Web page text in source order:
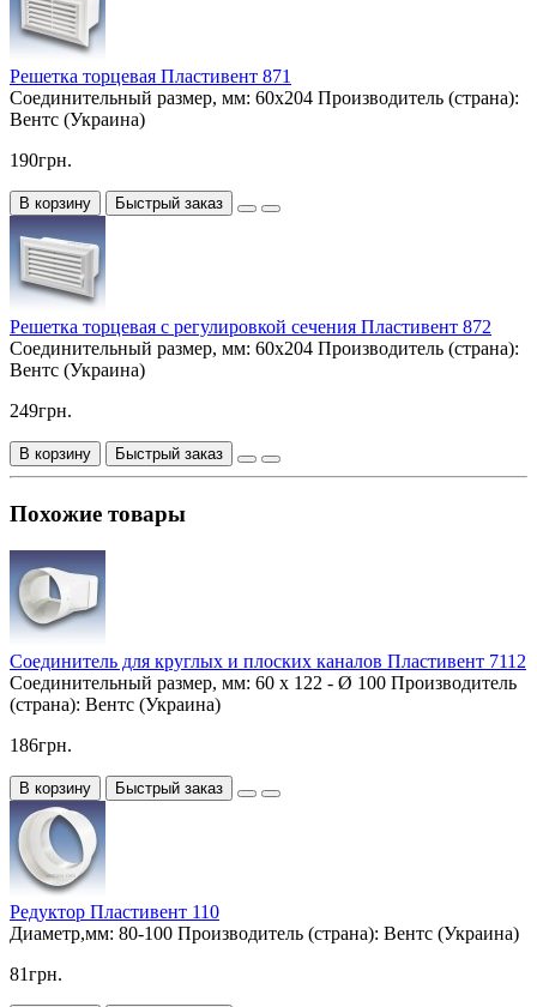
Решетка торцевая Пластивент 871
Соединительный размер, мм: 60х204 Производитель (страна):
Вентс (Украина)
190грн.
В корзину Быстрый заказ
Решетка торцевая с регулировкой сечения Пластивент 872
Соединительный размер, мм: 60х204 Производитель (страна):
Вентс (Украина)
249грн.
В корзину Быстрый заказ
Похожие товары
Соединитель для круглых и плоских каналов Пластивент 7112
Соединительный размер, мм: 60 х 122 - Ø 100 Производитель
(страна): Вентс (Украина)
186грн.
В корзину Быстрый заказ
Редуктор Пластивент 110
Диаметр,мм: 80-100 Производитель (страна): Вентс (Украина)
81грн.